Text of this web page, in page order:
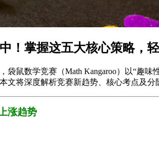
！掌握这五大核心策略，
鼠数学竞赛（Math Kangaroo）以“趣
文将深度解析竞赛新趋势、核心考点及分
涨趋势